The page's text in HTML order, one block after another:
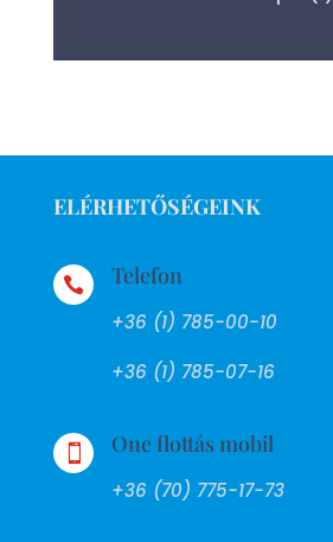
ELÉRHETŐSÉGEINK
 Telefon
+36 (1) 785-00-10
+36 (1) 785-07-16
 One flottás mobil
+36 (70) 775-17-73